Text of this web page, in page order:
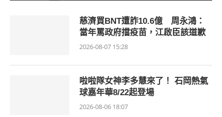
慈濟買BNT遭詐10.6億 周永鴻：
當年罵政府擋疫苗，江啟臣該道歉
2026-08-07 15:28
啦啦隊女神李多慧來了！ 石岡熱氣
球嘉年華8/22起登場
2026-08-06 18:07